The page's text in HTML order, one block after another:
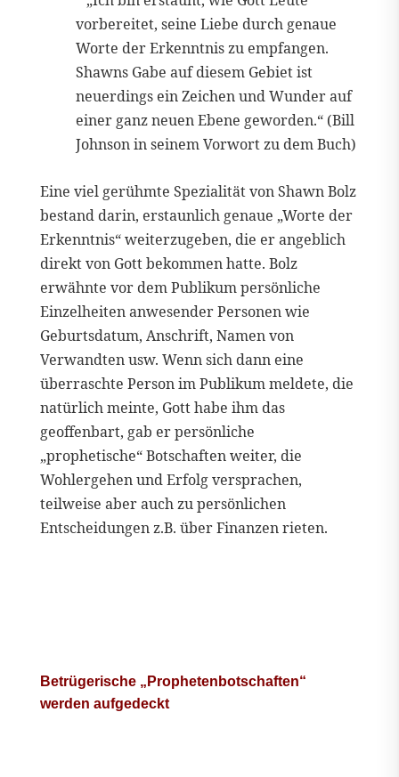
vorbereitet, seine Liebe durch genaue
Worte der Erkenntnis zu empfangen.
Shawns Gabe auf diesem Gebiet ist
neuerdings ein Zeichen und Wunder auf
einer ganz neuen Ebene geworden.“ (Bill
Johnson in seinem Vorwort zu dem Buch)
Eine viel gerühmte Spezialität von Shawn Bolz
bestand darin, erstaunlich genaue „Worte der
Erkenntnis“ weiterzugeben, die er angeblich
direkt von Gott bekommen hatte. Bolz
erwähnte vor dem Publikum persönliche
Einzelheiten anwesender Personen wie
Geburtsdatum, Anschrift, Namen von
Verwandten usw. Wenn sich dann eine
überraschte Person im Publikum meldete, die
natürlich meinte, Gott habe ihm das
geoffenbart, gab er persönliche
„prophetische“ Botschaften weiter, die
Wohlergehen und Erfolg versprachen,
teilweise aber auch zu persönlichen
Entscheidungen z.B. über Finanzen rieten.
Betrügerische „Prophetenbotschaften“
werden aufgedeckt